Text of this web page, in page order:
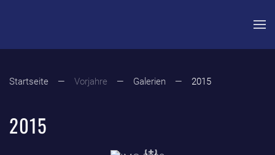
Startseite Vorjahre Galerien 2015
2015